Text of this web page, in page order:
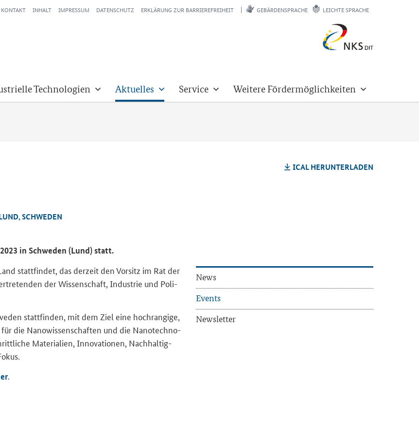
KONTAKT INHALT IMPRESSUM DATENSCHUTZ ERKLÄRUNG ZUR BARRIEREFREIHEIT GEBÄRDENSPRACHE LEICHTE SPRACHE
Technologien Aktuelles Service Weitere Fördermöglichkeiten
ICAL HER­UN­TER­LA­DEN
SCHWE­DEN
in Schwe­den (Lund) statt.
statt­fin­det, das der­zeit den Vor­sitz im Rat der
der Wis­sen­schaft, In­dus­trie und Po­li­
statt­fin­den, mit dem Ziel eine hoch­ran­gi­ge,
die Na­no­wis­sen­schaf­ten und die Na­no­tech­no­
Ma­te­ria­li­en, In­no­va­tio­nen, Nach­hal­tig­
.
News
Events
News­let­ter